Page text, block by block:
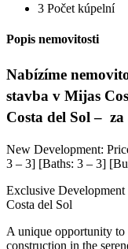
3 Počet kúpelní
Popis nemovitosti
Nabízíme
stavba v Mijas
Costa del Sol – za
New Development:
3 – 3] [Baths: 3 – 3]
Exclusive
Costa del Sol
A unique opportunity
construction in the